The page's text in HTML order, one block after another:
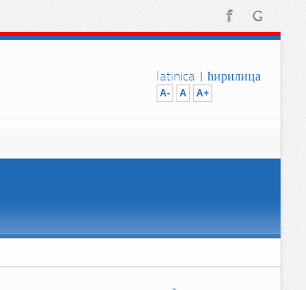
latinica ћирилица
A- A A+